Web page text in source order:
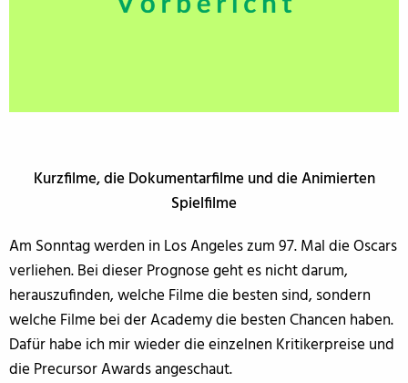
Kurzfilme, die Dokumentarfilme und die Animierten
Spielfilme
Am Sonntag werden in Los Angeles zum 97. Mal die Oscars
verliehen. Bei dieser Prognose geht es nicht darum,
herauszufinden, welche Filme die besten sind, sondern
welche Filme bei der Academy die besten Chancen haben.
Dafür habe ich mir wieder die einzelnen Kritikerpreise und
die Precursor Awards angeschaut.